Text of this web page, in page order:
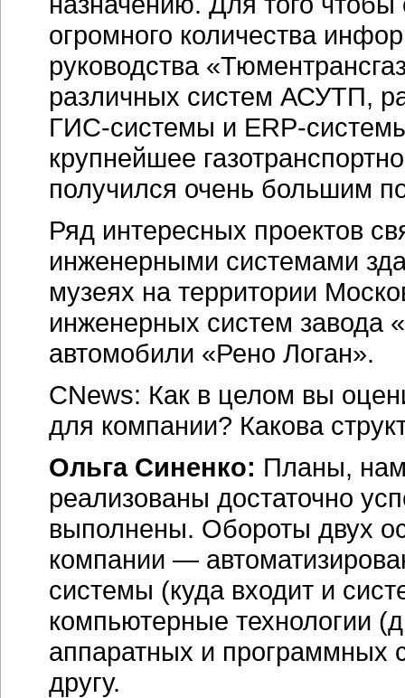
огромного количества
руководства
различных систем АСУТП,
ГИС-системы и ERP-
крупнейшее
получился очень большим
Ряд интересных проектов
инженерными системами
музеях на территории
инженерных систем завода
автомобили «Рено Логан».
CNews: Как в целом вы
для компании? Какова
Ольга Синенко: Планы,
реализованы достаточно
выполнены. Обороты двух
компании —
системы (куда входит и
компьютерные технологии
аппаратных и программных
другу.